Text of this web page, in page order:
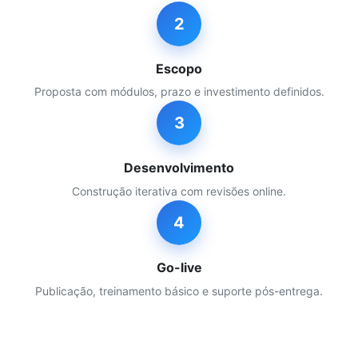
2
Escopo
Proposta com módulos, prazo e investimento definidos.
3
Desenvolvimento
Construção iterativa com revisões online.
4
Go-live
Publicação, treinamento básico e suporte pós-entrega.